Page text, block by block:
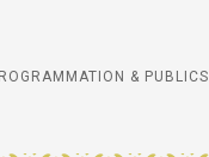
& PUBLICS